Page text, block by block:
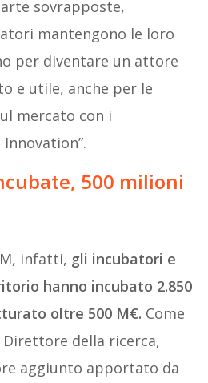
sovrapposte,
mantengono le loro
per diventare un attore
e utile, anche per le
mercato con i
500 milioni
infatti, gli incubatori e
hanno incubato 2.850
oltre 500 M€. Come
Direttore della ricerca,
aggiunto apportato da